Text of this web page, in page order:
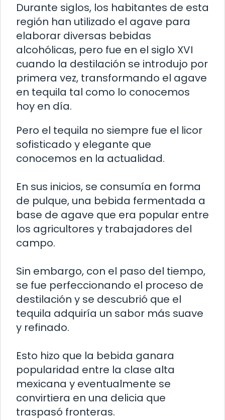
Durante siglos, los habitantes de esta
región han utilizado el agave para
elaborar diversas bebidas
alcohólicas, pero fue en el siglo XVI
cuando la destilación se introdujo por
primera vez, transformando el agave
en tequila tal como lo conocemos
hoy en día.
Pero el tequila no siempre fue el licor
sofisticado y elegante que
conocemos en la actualidad.
En sus inicios, se consumía en forma
de pulque, una bebida fermentada a
base de agave que era popular entre
los agricultores y trabajadores del
campo.
Sin embargo, con el paso del tiempo,
se fue perfeccionando el proceso de
destilación y se descubrió que el
tequila adquiría un sabor más suave
y refinado.
Esto hizo que la bebida ganara
popularidad entre la clase alta
mexicana y eventualmente se
convirtiera en una delicia que
traspasó fronteras.